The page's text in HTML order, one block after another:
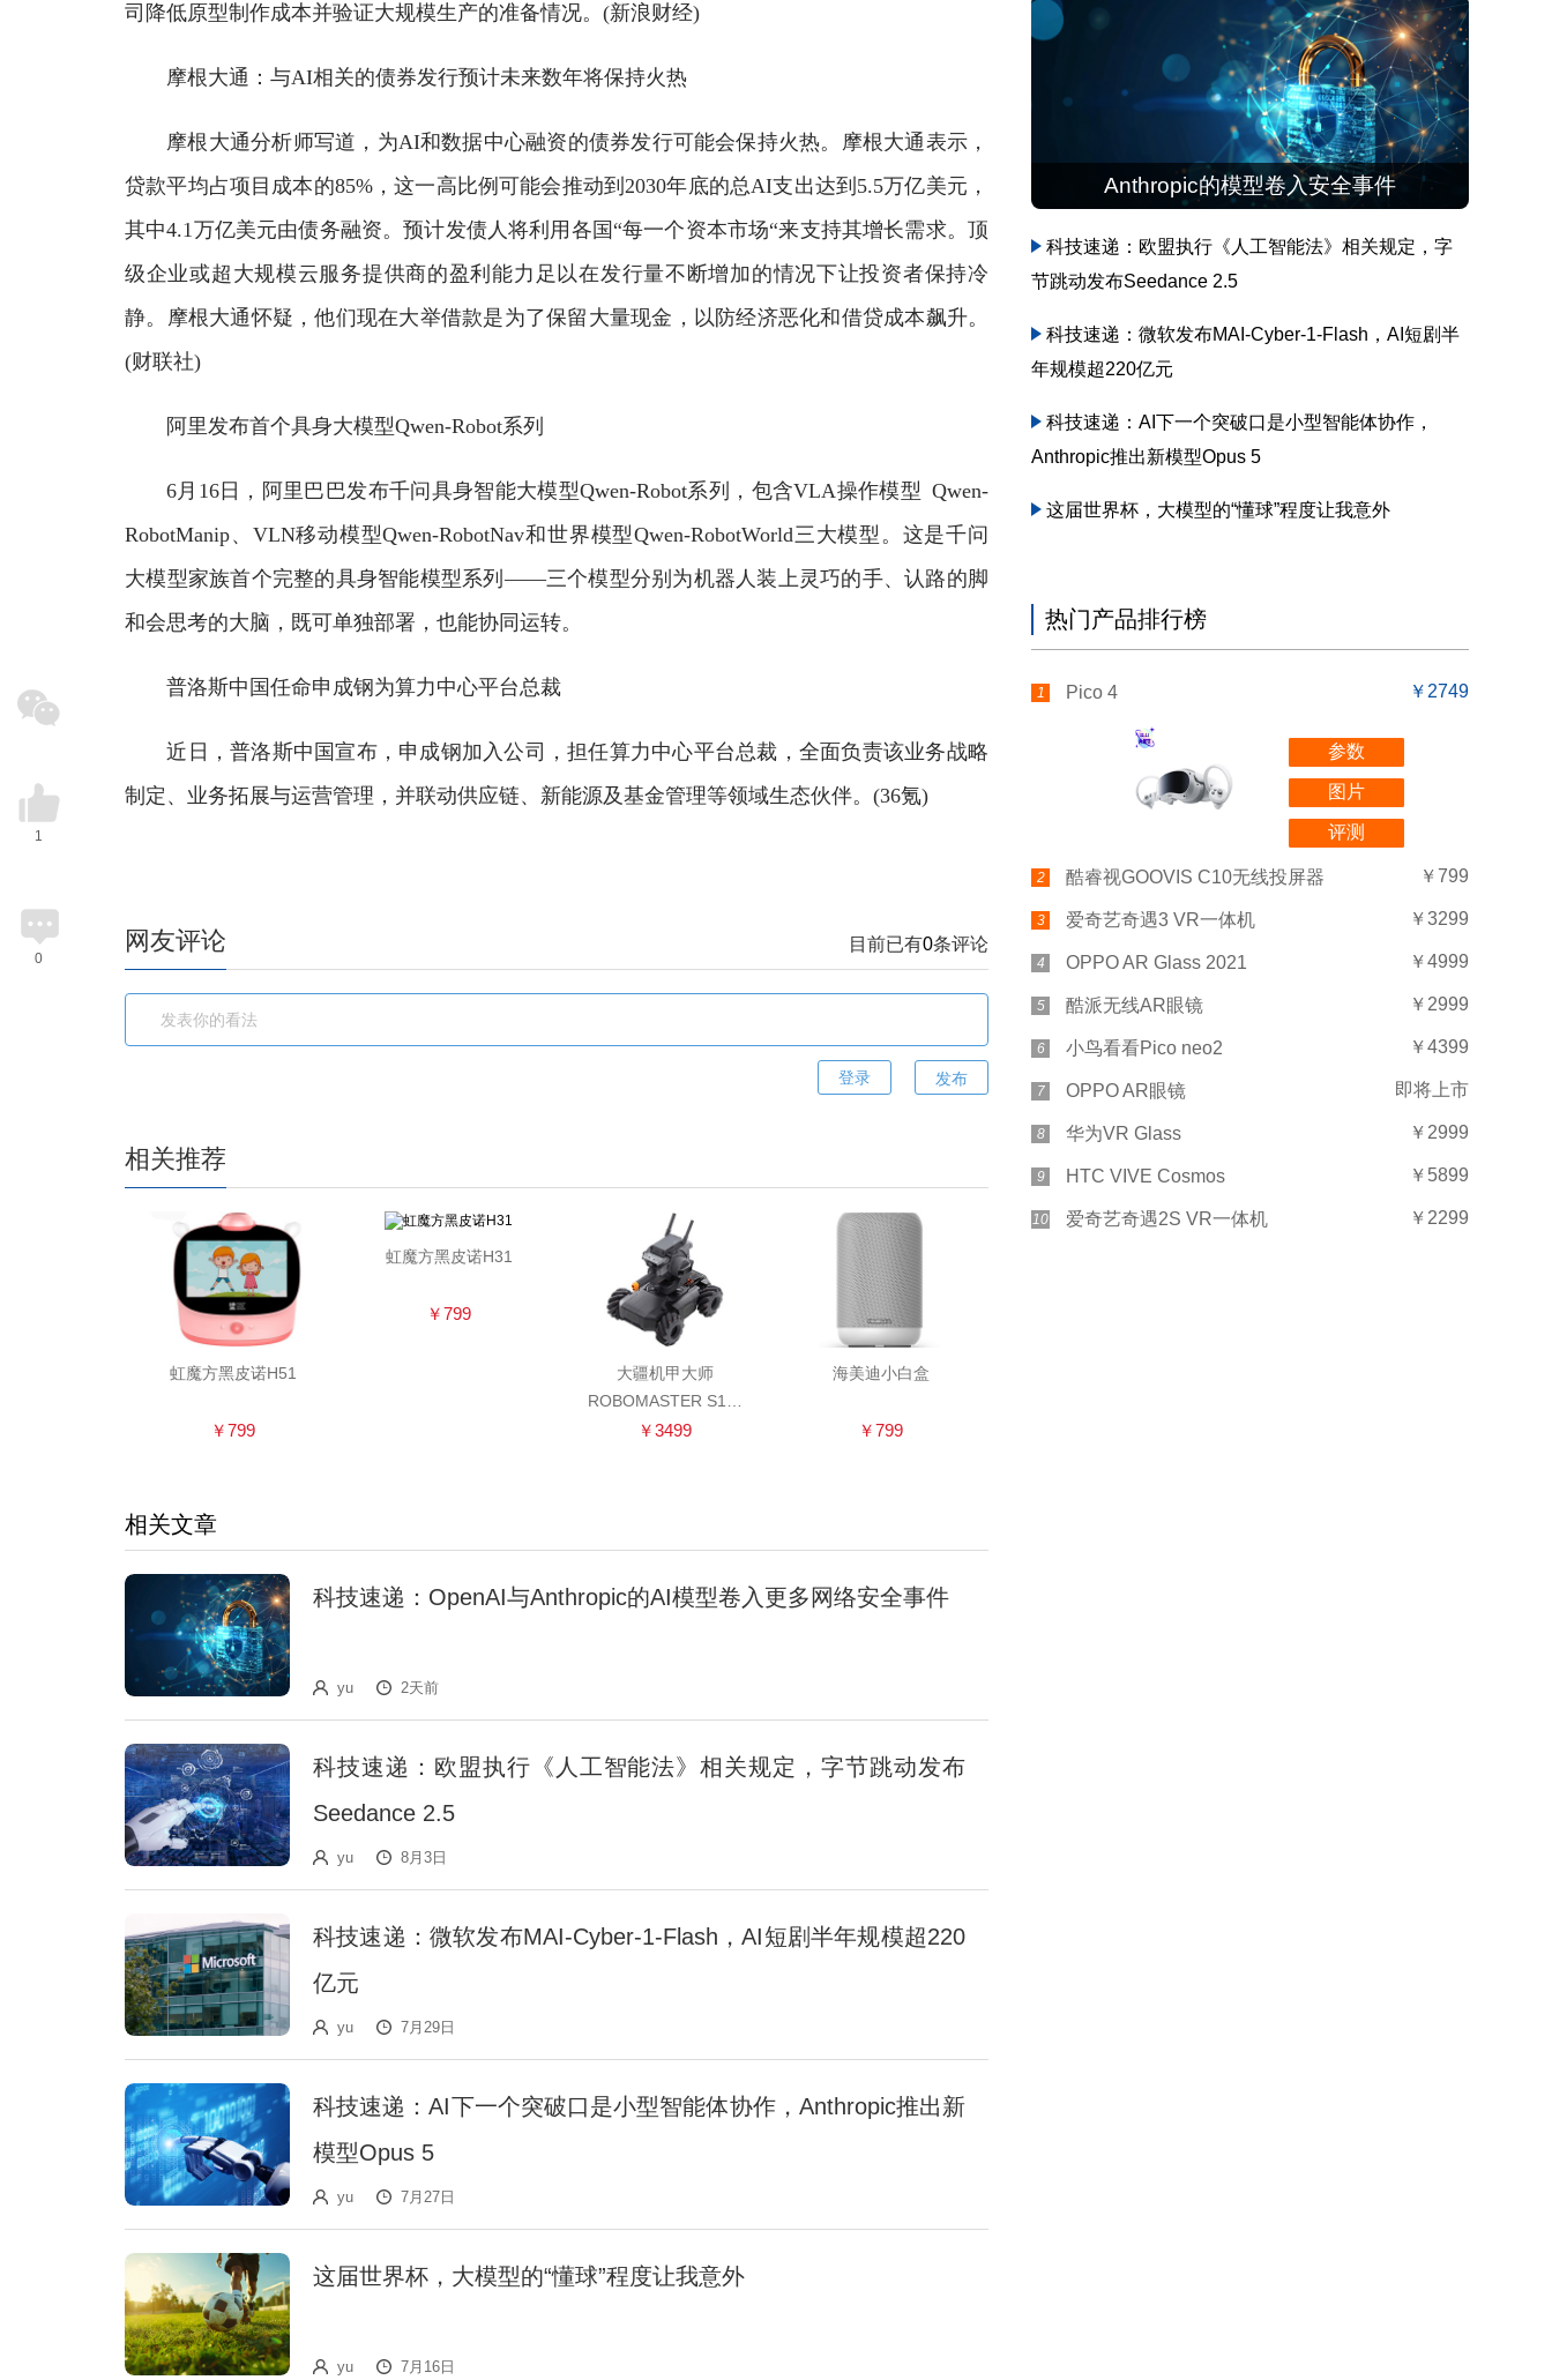
司降低原型制作成本并验证大规模生产的准备情况。(新浪财经)
摩根大通：与AI相关的债券发行预计未来数年将保持火热
摩根大通分析师写道，为AI和数据中心融资的债券发行可能会保持火热。摩根大通表示，
贷款平均占项目成本的85%，这一高比例可能会推动到2030年底的总AI支出达到5.5万亿美元，
其中4.1万亿美元由债务融资。预计发债人将利用各国“每一个资本市场“来支持其增长需求。顶
级企业或超大规模云服务提供商的盈利能力足以在发行量不断增加的情况下让投资者保持冷
静。摩根大通怀疑，他们现在大举借款是为了保留大量现金，以防经济恶化和借贷成本飙升。
(财联社)
阿里发布首个具身大模型Qwen-Robot系列
6月16日，阿里巴巴发布千问具身智能大模型Qwen-Robot系列，包含VLA操作模型 Qwen-
RobotManip、VLN移动模型Qwen-RobotNav和世界模型Qwen-RobotWorld三大模型。这是千问
大模型家族首个完整的具身智能模型系列——三个模型分别为机器人装上灵巧的手、认路的脚
和会思考的大脑，既可单独部署，也能协同运转。
普洛斯中国任命申成钢为算力中心平台总裁
近日，普洛斯中国宣布，申成钢加入公司，担任算力中心平台总裁，全面负责该业务战略
制定、业务拓展与运营管理，并联动供应链、新能源及基金管理等领域生态伙伴。(36氪)
网友评论 目前已有0条评论
发布
相关推荐
虹魔方黑皮诺H51
￥799
虹魔方黑皮诺H31
￥799
大疆机甲大师
ROBOMASTER S1教
育机器人
￥3499
海美迪小白盒
￥799
相关文章
科技速递：OpenAI与Anthropic的AI模型卷入更多网络安全事件
yu 2天前
科技速递：欧盟执行《人工智能法》相关规定，字节跳动发布
Seedance 2.5
yu 8月3日
科技速递：微软发布MAI-Cyber-1-Flash，AI短剧半年规模超220
亿元
yu 7月29日
科技速递：AI下一个突破口是小型智能体协作，Anthropic推出新
模型Opus 5
yu 7月27日
这届世界杯，大模型的“懂球”程度让我意外
yu 7月16日
Anthropic的模型卷入安全事件
科技速递：欧盟执行《人工智能法》相关规定，字
节跳动发布Seedance 2.5
科技速递：微软发布MAI-Cyber-1-Flash，AI短剧半
年规模超220亿元
科技速递：AI下一个突破口是小型智能体协作，
Anthropic推出新模型Opus 5
这届世界杯，大模型的“懂球”程度让我意外
热门产品排行榜
1 Pico 4 ￥2749
参数
图片
评测
2 酷睿视GOOVIS C10无线投屏器 ￥799
3 爱奇艺奇遇3 VR一体机 ￥3299
4 OPPO AR Glass 2021 ￥4999
5 酷派无线AR眼镜 ￥2999
6 小鸟看看Pico neo2 ￥4399
7 OPPO AR眼镜 即将上市
8 华为VR Glass ￥2999
9 HTC VIVE Cosmos ￥5899
10 爱奇艺奇遇2S VR一体机 ￥2299
1
0